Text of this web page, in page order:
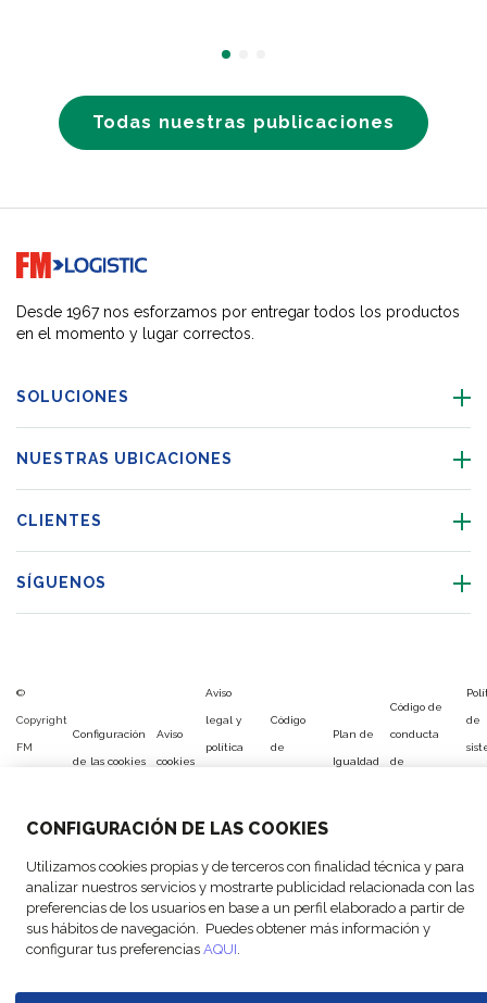
CONFIGURACIÓN DE LAS COOKIES
Utilizamos cookies propias y de terceros con finalidad técnica y para
analizar nuestros servicios y mostrarte publicidad relacionada con las
preferencias de los usuarios en base a un perfil elaborado a partir de
sus hábitos de navegación. Puedes obtener más información y
configurar tus preferencias AQUI.
Todas nuestras publicaciones
Go to home page
Desde 1967 nos esforzamos por entregar todos los productos
en el momento y lugar correctos.
SOLUCIONES
NUESTRAS UBICACIONES
CLIENTES
SÍGUENOS
©
Copyright
FM
Configuración
de las cookies
Aviso
cookies
Aviso
legal y
política
Código
de
Plan de
Igualdad
Código de
conducta
de
de